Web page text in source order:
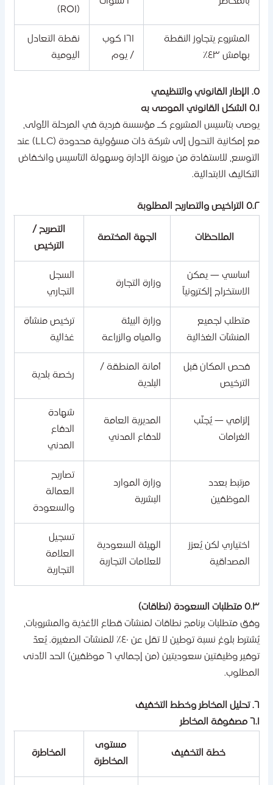
المشروع يتجاوز النقطة
بهامش ٤٣٪
١٦١ كوب
/ يوم
نقطة التعادل
اليومية
بتأسيس المشروع كـ مؤسسة فردية في المرحلة الأولى،
مع إمكانية التحول إلى شركة ذات مسؤولية محدودة (LLC) عند
للاستفادة من مرونة الإدارة وسهولة التأسيس وانخفاض
الابتدائية.
الملاحظات الجهة المختصة
التصريح /
الترخيص
أساسي — يمكن
الاستخراج إلكترونياً
وزارة التجارة
السجل
التجاري
متطلب لجميع
المنشآت الغذائية
وزارة البيئة
والمياه والزراعة
ترخيص منشأة
غذائية
فحص المكان قبل
الترخيص
أمانة المنطقة /
البلدية
رخصة بلدية
إلزامي — يُجنّب
الغرامات
المديرية العامة
للدفاع المدني
شهادة
الدفاع
المدني
مرتبط بعدد
الموظفين
وزارة الموارد
البشرية
تصاريح
العمالة
والسعودة
اختياري لكن يُعزز
المصداقية
الهيئة السعودية
للعلامات التجارية
تسجيل
العلامة
التجارية
متطلبات برنامج نطاقات لمنشآت قطاع الأغذية والمشروبات،
يُشترط بلوغ نسبة توطين لا تقل عن ٤٠٪ للمنشآت الصغيرة. يُعدّ
توفير وظيفتين سعوديتين (من إجمالي ٦ موظفين) الحد الأدنى
خطة التخفيف
مستوى
المخاطرة
المخاطرة